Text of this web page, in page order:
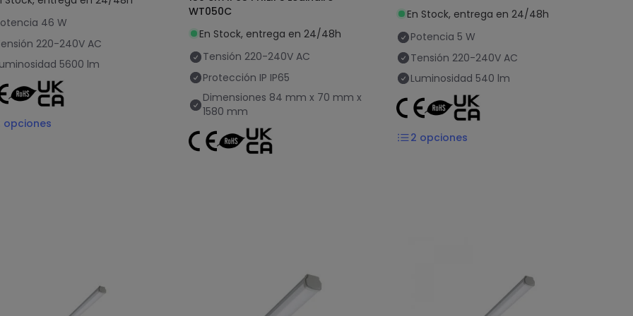
46 W
220-240V AC
5600 lm
opciones
WT050C
En Stock, entrega en 24/48h
Tensión 220-240V AC
Protección IP IP65
Dimensiones 84 mm x 70 mm x
1580 mm
En Stock, entrega en 24/48h
Potencia 5 W
Tensión 220-240V AC
Luminosidad 540 lm
2 opciones